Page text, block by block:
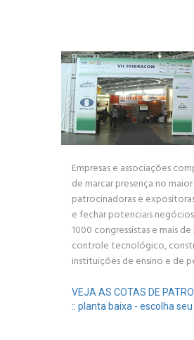
Empresas e associações
de marcar presença no
patrocinadoras e
e fechar potenciais
1000 congressistas e mais
controle tecnológico,
instituições de ensino e de
VEJA AS COTAS DE
:: planta baixa - escolha